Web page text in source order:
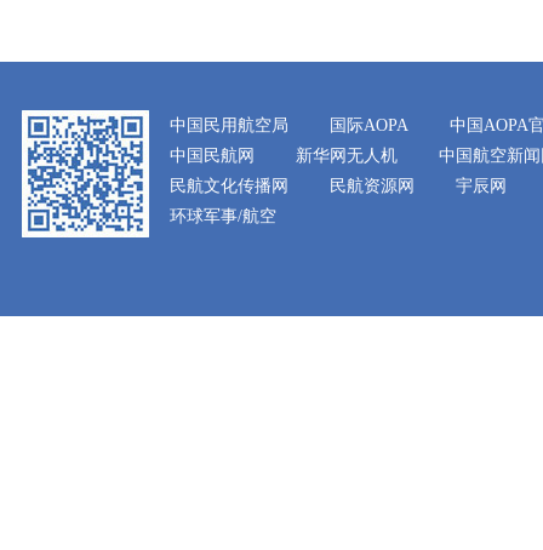
中国民用航空局 国际AOPA
中国AOPA
中国民航网
新华网无人机
中国航空新
民航文化传播网
民航资源网
宇辰网
环球军事/航空